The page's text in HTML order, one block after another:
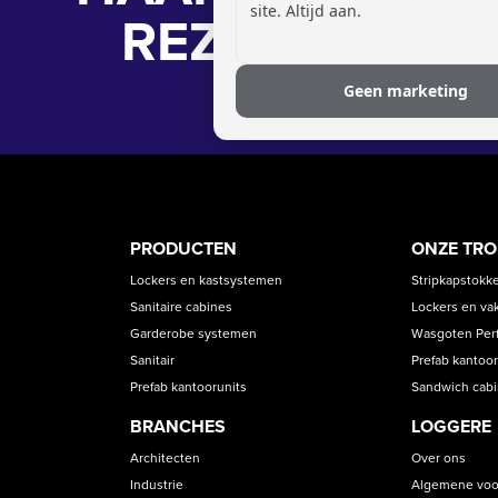
REZ-BELUGA
PRODUCT
CATEGORIES
PRODUCTEN
Lockers en kastsystemen
Sanitaire cabines
Garderobe systemen
Sanitair
Prefab kantoorunits
BRANCHES
Architecten
Industrie
ONZE
Lockers en
Wasgoten
Prefab
Sandwich
LOGGERE
Over ons
Algemene
site. Altijd aan.
Geen marketing